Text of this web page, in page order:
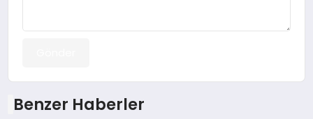
Benzer Haberler